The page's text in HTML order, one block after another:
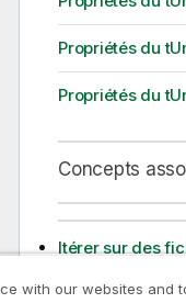
r
m
a
t
o
n
Propriétés du
Propriétés du
Concepts
Itérer sur des
with our websites and